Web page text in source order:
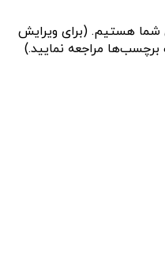
شما هستیم. (برای ویرایش
مراجعه نمایید.)